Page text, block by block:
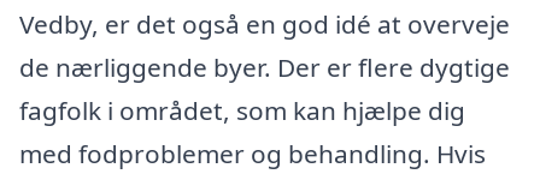
Vedby, er det også en god idé at overveje
de nærliggende byer. Der er flere dygtige
fagfolk i området, som kan hjælpe dig
med fodproblemer og behandling. Hvis